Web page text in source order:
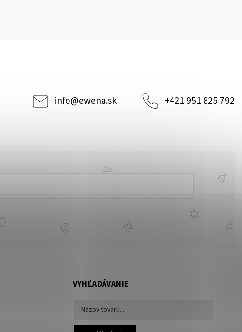
info@ewena.sk +421 951 825 792
VYHĽADÁVANIE